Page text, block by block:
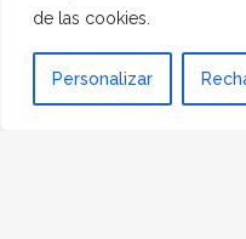
de las cookies.
Personalizar